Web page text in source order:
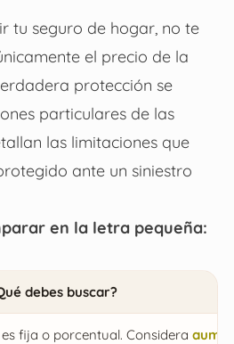
tu seguro de hogar, no te
el precio de la
protección se
particulares de las
las limitaciones que
ante un siniestro
en la letra pequeña:
debes buscar?
es fija o porcentual. Considera